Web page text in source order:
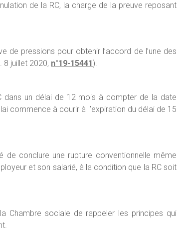
de la RC, la charge de la preuve reposant
de pressions pour obtenir l’accord de l’une des
8 juillet 2020, n°19-15441).
dans un délai de 12 mois à compter de la date
commence à courir à l’expiration du délai de 15
de conclure une rupture conventionnelle même
et son salarié, à la condition que la RC soit
Chambre sociale de rappeler les principes qui